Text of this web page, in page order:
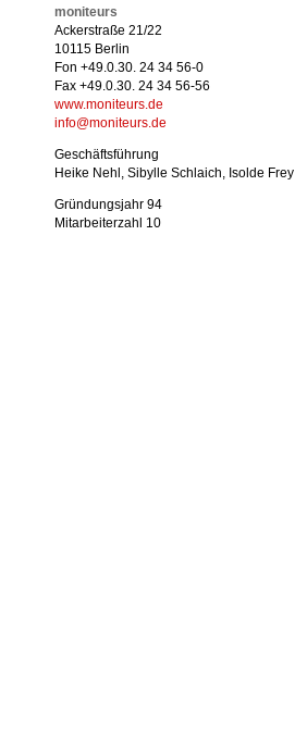
moniteurs
Ackerstraße 21/22
10115 Berlin
Fon +49.0.30. 24 34 56-0
Fax +49.0.30. 24 34 56-56
www.moniteurs.de
info@moniteurs.de
Geschäftsführung
Heike Nehl, Sibylle Schlaich, Isolde Frey
Gründungsjahr 94
Mitarbeiterzahl 10